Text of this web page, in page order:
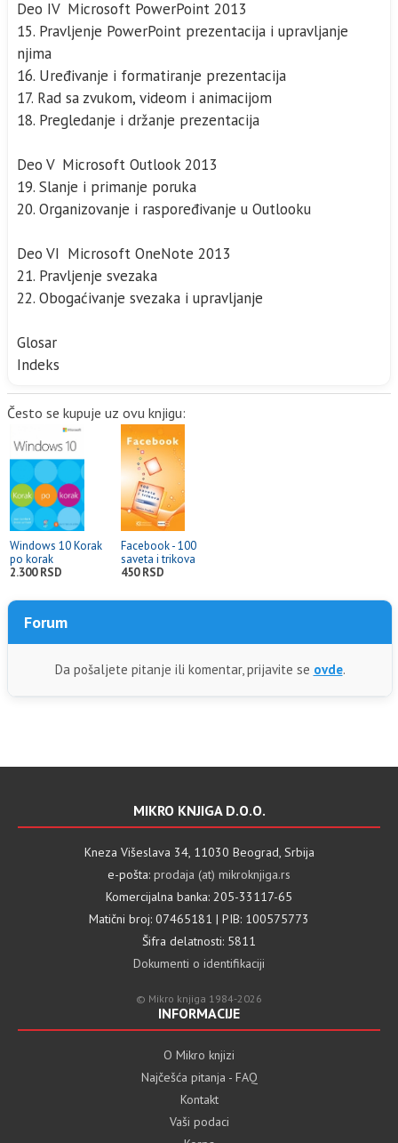
Deo IV Microsoft PowerPoint 2013
15. Pravljenje PowerPoint prezentacija i upravljanje
njima
16. Uređivanje i formatiranje prezentacija
17. Rad sa zvukom, videom i animacijom
18. Pregledanje i držanje prezentacija
Deo V Microsoft Outlook 2013
19. Slanje i primanje poruka
20. Organizovanje i raspoređivanje u Outlooku
Deo VI Microsoft OneNote 2013
21. Pravljenje svezaka
22. Obogaćivanje svezaka i upravljanje
Glosar
Indeks
Često se kupuje uz ovu knjigu:
Windows 10 Korak
po korak
2.300 RSD
Facebook - 100
saveta i trikova
450 RSD
Forum
Da pošaljete pitanje ili komentar, prijavite se ovde.
MIKRO KNJIGA D.O.O.
Kneza Višeslava 34, 11030 Beograd, Srbija
e-pošta: prodaja (at) mikroknjiga.rs
Komercijalna banka: 205-33117-65
Matični broj: 07465181 | PIB: 100575773
Šifra delatnosti: 5811
Dokumenti o identifikaciji
© Mikro knjiga 1984-2026
INFORMACIJE
O Mikro knjizi
Najčešća pitanja - FAQ
Kontakt
Vaši podaci